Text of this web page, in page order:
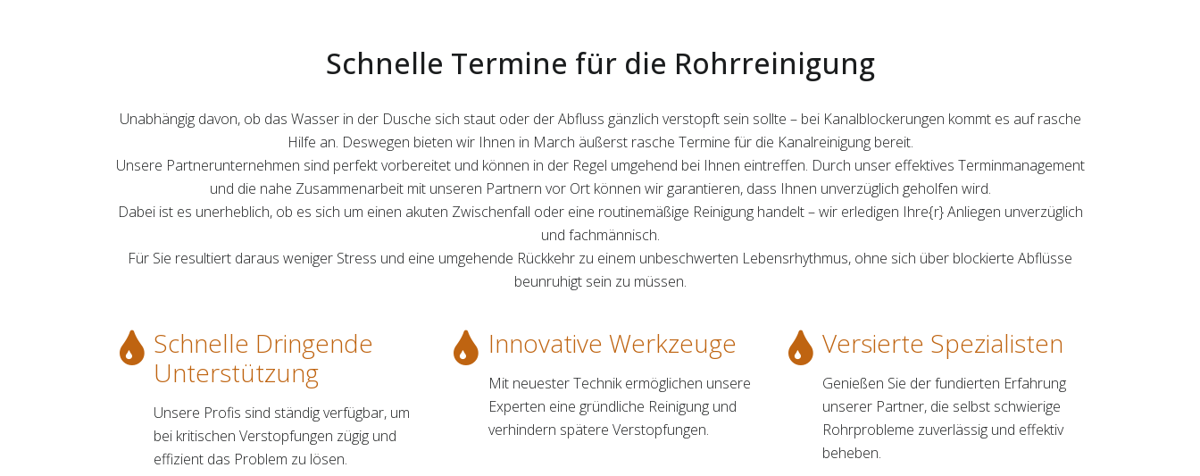
Schnelle Termine für die Rohrreinigung
Unabhängig davon, ob das Wasser in der Dusche sich staut oder der Abfluss gänzlich verstopft sein sollte – bei Kanalblockerungen kommt es auf rasche
Hilfe an. Deswegen bieten wir Ihnen in March äußerst rasche Termine für die Kanalreinigung bereit.
Unsere Partnerunternehmen sind perfekt vorbereitet und können in der Regel umgehend bei Ihnen eintreffen. Durch unser effektives Terminmanagement
und die nahe Zusammenarbeit mit unseren Partnern vor Ort können wir garantieren, dass Ihnen unverzüglich geholfen wird.
Dabei ist es unerheblich, ob es sich um einen akuten Zwischenfall oder eine routinemäßige Reinigung handelt – wir erledigen Ihre{r} Anliegen unverzüglich
und fachmännisch.
Für Sie resultiert daraus weniger Stress und eine umgehende Rückkehr zu einem unbeschwerten Lebensrhythmus, ohne sich über blockierte Abflüsse
beunruhigt sein zu müssen.
Schnelle Dringende
Unterstützung
Unsere Profis sind ständig verfügbar, um
bei kritischen Verstopfungen zügig und
effizient das Problem zu lösen.
Innovative Werkzeuge
Mit neuester Technik ermöglichen unsere
Experten eine gründliche Reinigung und
verhindern spätere Verstopfungen.
Versierte Spezialisten
Genießen Sie der fundierten Erfahrung
unserer Partner, die selbst schwierige
Rohrprobleme zuverlässig und effektiv
beheben.